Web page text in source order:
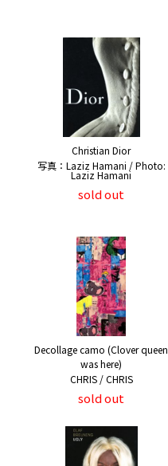
Christian Dior
写真：Laziz Hamani / Photo:
Laziz Hamani
sold out
Decollage camo (Clover queen
was here)
CHRIS / CHRIS
sold out